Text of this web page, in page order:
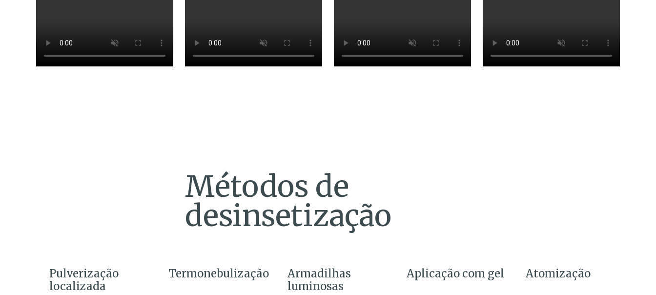
Métodos de
desinsetização
Pulverização
localizada
Termonebulização
Armadilhas
luminosas
Aplicação com gel Atomização